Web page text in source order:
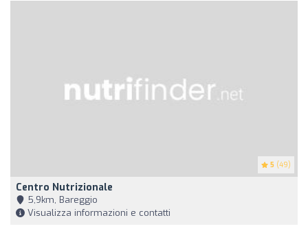
5 (49)
Centro Nutrizionale
5,9km, Bareggio
Visualizza informazioni e contatti